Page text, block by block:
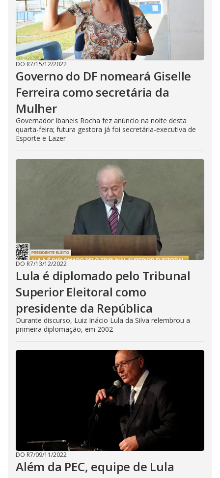
DO R7/15/12/2022
Governo do DF nomeará Giselle
Ferreira como secretária da
Mulher
Governador Ibaneis Rocha fez anúncio na noite desta
quarta-feira; futura gestora já foi secretária-executiva de
Esporte e Lazer
DO R7/13/12/2022
Lula é diplomado pelo Tribunal
Superior Eleitoral como
presidente da República
Durante discurso, Luiz Inácio Lula da Silva relembrou a
primeira diplomação, em 2002
DO R7/09/11/2022
Além da PEC, equipe de Lula